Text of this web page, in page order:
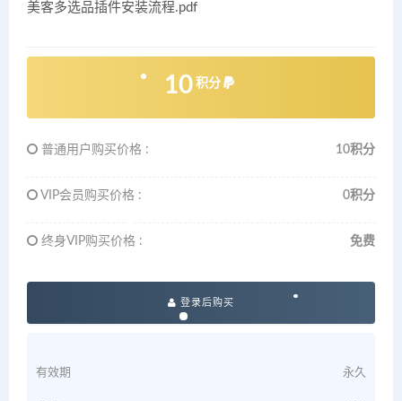
美客多选品插件安装流程.pdf
10 积分
普通用户购买价格 : 10积分
VIP会员购买价格 : 0积分
终身VIP购买价格 : 免费
登录后购买
有效期 永久